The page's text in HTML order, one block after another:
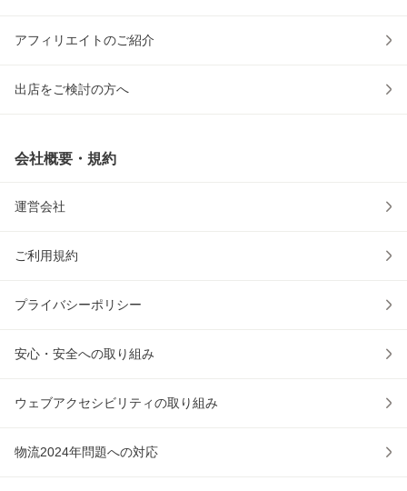
アフィリエイトのご紹介
出店をご検討の方へ
会社概要・規約
運営会社
ご利用規約
プライバシーポリシー
安心・安全への取り組み
ウェブアクセシビリティの取り組み
物流2024年問題への対応